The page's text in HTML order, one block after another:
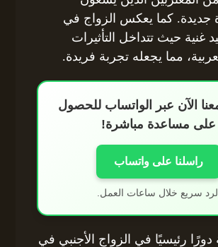
جديدة. كما يعكس الزواج في
غنية حيث تتداخل التأثيرات
مما يجعله تجربة فريدة.
الآن عبر الواتساب للحصول
على مساعدة مباشرة!
راسلنا على واتساب
سريع خلال ساعات العمل.
دورًا رئيسيًا في الزواج الأجنبي في